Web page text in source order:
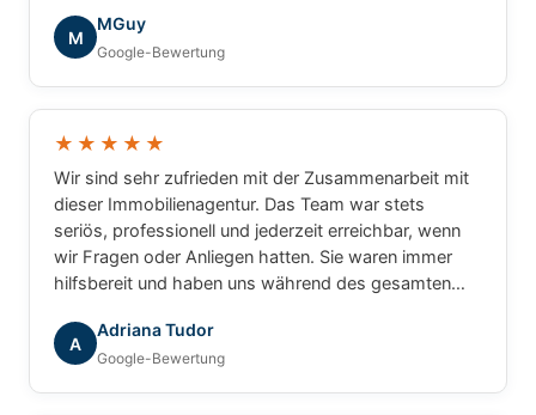
M
MGuy
Google-Bewertung
★★★★★
Wir sind sehr zufrieden mit der Zusammenarbeit mit
dieser Immobilienagentur. Das Team war stets
seriös, professionell und jederzeit erreichbar, wenn
wir Fragen oder Anliegen hatten. Sie waren immer
hilfsbereit und haben uns während des gesamten
Agentur mit gutem Gewissen weiterempfehlen.
A
Adriana Tudor
Google-Bewertung